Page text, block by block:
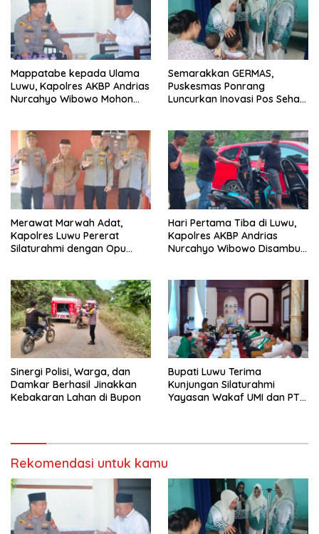
Mappatabe kepada Ulama
Luwu, Kapolres AKBP Andrias
Nurcahyo Wibowo Mohon
Semarakkan GERMAS,
Puskesmas Ponrang
Luncurkan Inovasi Pos Sehat
Merawat Marwah Adat,
Kapolres Luwu Pererat
Silaturahmi dengan Opu
Hari Pertama Tiba di Luwu,
Kapolres AKBP Andrias
Nurcahyo Wibowo Disambut
Sinergi Polisi, Warga, dan
Damkar Berhasil Jinakkan
Kebakaran Lahan di Bupon
Bupati Luwu Terima
Kunjungan Silaturahmi
Yayasan Wakaf UMI dan PT
Rekomendasi untuk kamu